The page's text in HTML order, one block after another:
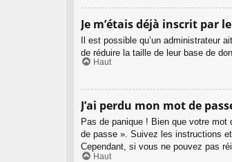
Je m’étais déjà inscrit par
Il est possible qu’un administrateur
de réduire la taille de leur base de
Haut
J’ai perdu mon mot de
Pas de panique ! Bien que votre
de passe ». Suivez les instructions
Cependant, si vous ne pouvez pas
Haut